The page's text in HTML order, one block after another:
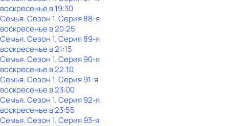
воскресенье в19:30
Семья. Сезон 1. Серия 88-я
воскресенье в20:25
Семья. Сезон 1. Серия 89-я
воскресенье в21:15
Семья. Сезон 1. Серия 90-я
воскресенье в22:10
Семья. Сезон 1. Серия 91-я
воскресенье в23:00
Семья. Сезон 1. Серия 92-я
воскресенье в23:55
Семья. Сезон 1. Серия 93-я